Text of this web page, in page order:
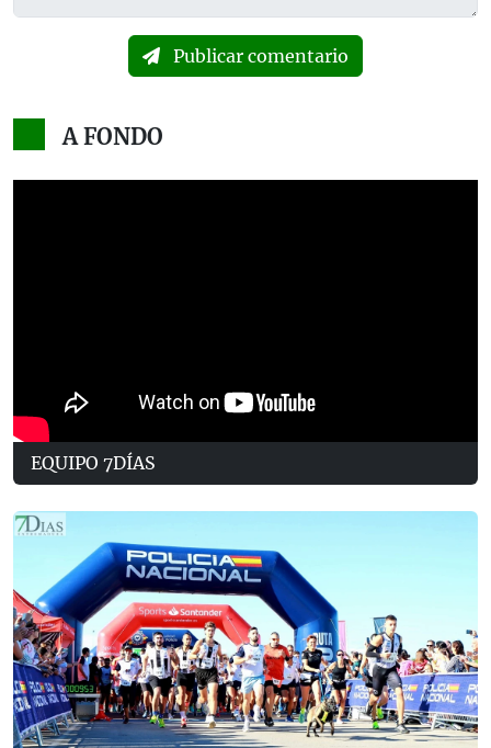
Publicar comentario
A FONDO
EQUIPO 7DÍAS